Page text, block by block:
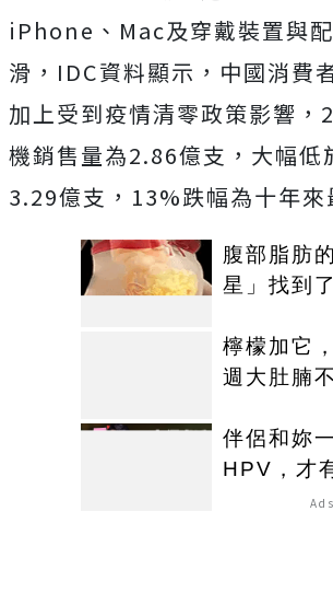
iPhone、Mac及穿戴裝置與
滑，IDC資料顯示，中國消費
加上受到疫情清零政策影響，
機銷售量為2.86億支，大幅低
3.29億支，13%跌幅為十年來
腹部脂肪
星」找到
囊，瘦出
檸檬加它
週大肚腩
伴侶和妳
HPV，才
說愛妳！